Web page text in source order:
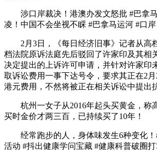
涉口岸裁决！港澳办发文怒批 #巴拿马
凌！中国不会坐视不睬 #巴拿马运河 #口岸
2月3日，《每日经济旧事》记者从高
档法院原诉法庭先后驳回了许家印及其相
决定提出的上诉许可申请，并针对许家印
取诉讼费用一事下达号令，要求其正在2
港元费用，不然将被正在相关诉讼中提出
杭州一女子从2016年起头买黄金，称
买时金价才两三百，已持续买了10年！
经常跑步的人，身体味发生6种变化！
活动 #抖出健康学问宝藏 #健康科普破圈打